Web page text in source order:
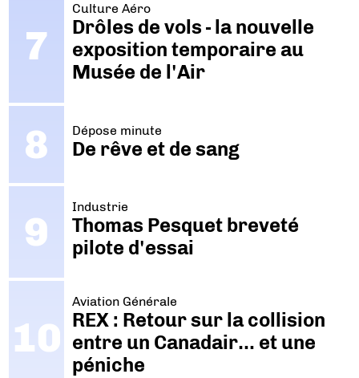
Culture Aéro
Drôles de vols - la nouvelle
exposition temporaire au
Musée de l'Air
Dépose minute
De rêve et de sang
Industrie
Thomas Pesquet breveté
pilote d'essai
Aviation Générale
REX : Retour sur la collision
entre un Canadair… et une
péniche